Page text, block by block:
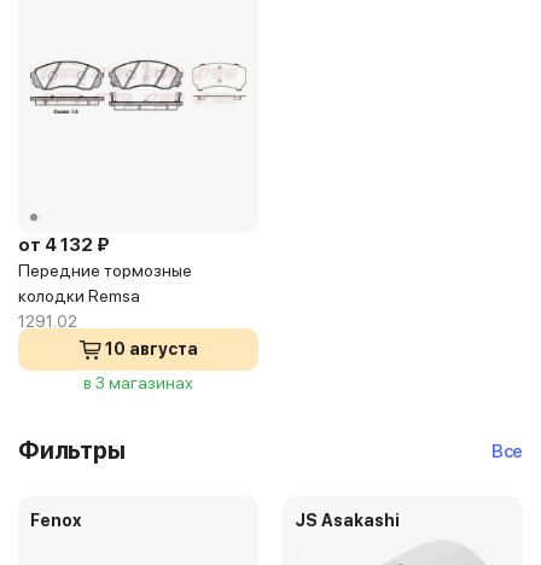
от 4 132 ₽
Передние тормозные
колодки Remsa
1291.02
10 августа
в 3 магазинах
Фильтры Все
Fenox JS Asakashi